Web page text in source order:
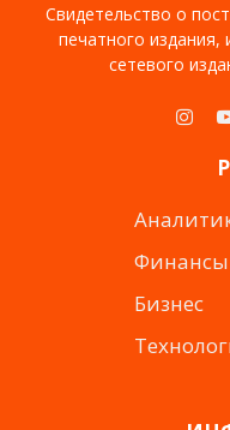
Свидетельство о
печатного
сетевого
Финансы
Бизнес